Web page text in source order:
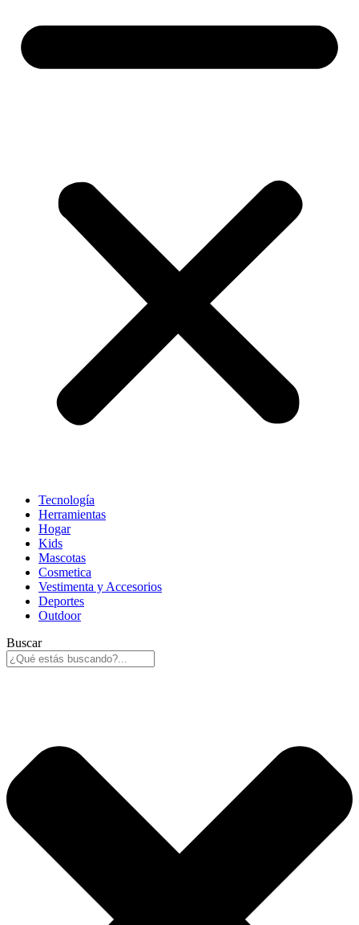
Tecnología
Herramientas
Hogar
Kids
Mascotas
Cosmetica
Vestimenta y Accesorios
Deportes
Outdoor
Buscar